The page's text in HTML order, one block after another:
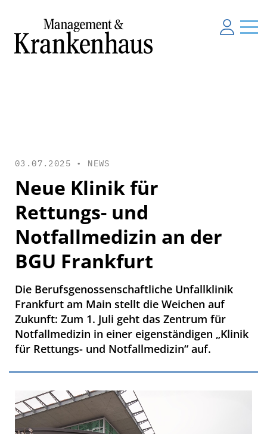
03.07.2025 • NEWS
Neue Klinik für
Rettungs- und
Notfallmedizin an der
BGU Frankfurt
Die Berufsgenossenschaftliche Unfallklinik
Frankfurt am Main stellt die Weichen auf
Zukunft: Zum 1. Juli geht das Zentrum für
Notfallmedizin in einer eigenständigen „Klinik
für Rettungs- und Notfallmedizin“ auf.